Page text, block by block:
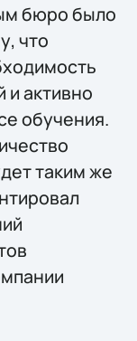
бюро было
что
и активно
обучения.
таким же